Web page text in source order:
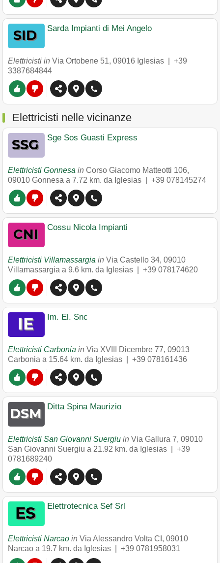
Sarda Impianti di Mei Angelo
Elettricisti in Via Ortobene 51, 09016 Iglesias
+39
3387684844
Elettricisti nelle vicinanze
Sge Sos Guasti Express
Elettricisti Gonnesa in Corso Giacomo Matteotti 106,
09010 Gonnesa a 7.72 km. da Iglesias | +39 078145274
Cossu Nicola Impianti
Elettricisti Villamassargia in Via Castello 34, 09010
Villamassargia a 9.6 km. da Iglesias | +39 078174620
Im. El. Snc
Elettricisti Carbonia in Via XVIII Dicembre 77, 09013
Carbonia a 15.64 km. da Iglesias | +39 078161436
Ditta Spina Maurizio
Elettricisti San Giovanni Suergiu in Via Gallura 7, 09010
San Giovanni Suergiu a 21.92 km. da Iglesias | +39
0781689240
Elettrotecnica Sef Srl
Elettricisti Narcao in Via Alessandro Volta CI , 09010
Narcao a 19.7 km. da Iglesias | +39 0781958031